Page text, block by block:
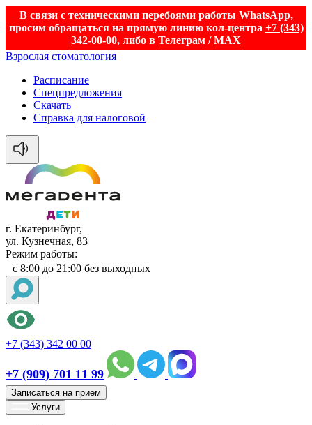
В связи с техническими перебоями работы WhatsApp,
просим обращаться на прямую линию кол-центра +7 (343)
342-00-00, либо в Телеграм /MAX
Взрослая стоматология
Расписание
Спецпредложения
Скачать
Справка для налоговой
г. Екатеринбург,
ул. Кузнечная, 83
Режим работы:
с 8:00 до 21:00 без выходных
+7 (343) 342 00 00
+7 (909) 701 11 99
Записаться на прием
Услуги